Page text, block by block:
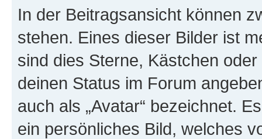
In der Beitragsansicht können
stehen. Eines dieser Bilder ist
sind dies Sterne, Kästchen
deinen Status im Forum
auch als „Avatar“ bezeichnet.
ein persönliches Bild, welches